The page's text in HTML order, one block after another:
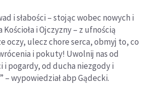
i słabości – stojąc wobec nowych i
i Ojczyzny – z ufnością
oczy, ulecz chore serca, obmyj to, co
i pokuty! Uwolnij nas od
i pogardy, od ducha niezgody i
– wypowiedział abp Gądecki.